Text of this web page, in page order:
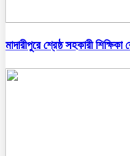
মাদারীপুরে শ্রেষ্ঠ সহকারী